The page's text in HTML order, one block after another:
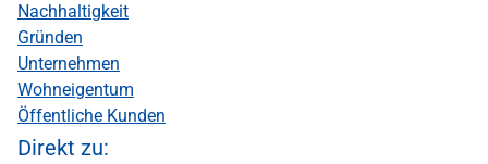
Nachhaltigkeit
Gründen
Unternehmen
Wohneigentum
Öffentliche Kunden
Direkt zu: